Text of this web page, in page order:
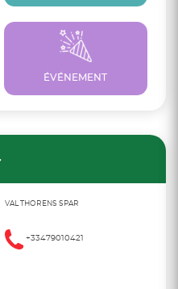
ÉVÉNEMENT
VAL THORENS SPAR
+33479010421